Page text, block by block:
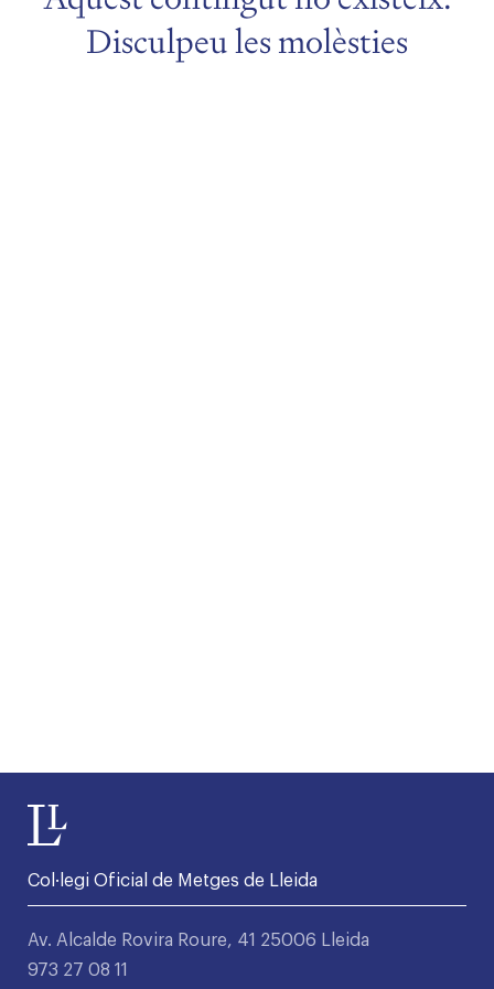
Disculpeu les molèsties
Col·legi Oficial de Metges de Lleida
Av. Alcalde Rovira Roure, 41 25006 Lleida
973 27 08 11